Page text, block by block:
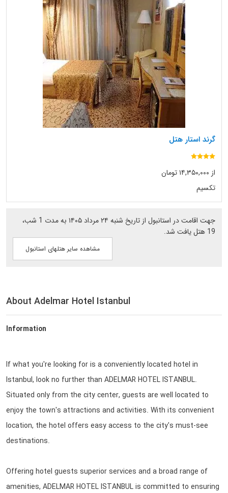
گرند استار هتل
از ۱۴,۳۵۰,۰۰۰ تومان
تکسیم
جهت اقامت در استانبول از تاریخ شنبه ۲۴ مرداد ۱۴۰۵ به مدت 1 شب،
19 هتل یافت شد.
مشاهده سایر هتلهای استانبول
About Adelmar Hotel Istanbul
Information
If what you're looking for is a conveniently located hotel in
Istanbul, look no further than ADELMAR HOTEL ISTANBUL.
Situated only from the city center, guests are well located to
enjoy the town's attractions and activities. With its convenient
location, the hotel offers easy access to the city's must-see
destinations.
Offering hotel guests superior services and a broad range of
amenities, ADELMAR HOTEL ISTANBUL is committed to ensuring